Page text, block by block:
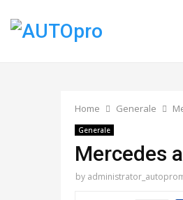
Home Generale
Generale
Mercedes
by